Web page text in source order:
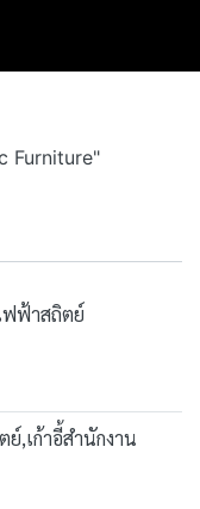
Furniture"
ฟฟ้าสถิตย์
ย์,เก้าอี้สำนักงาน